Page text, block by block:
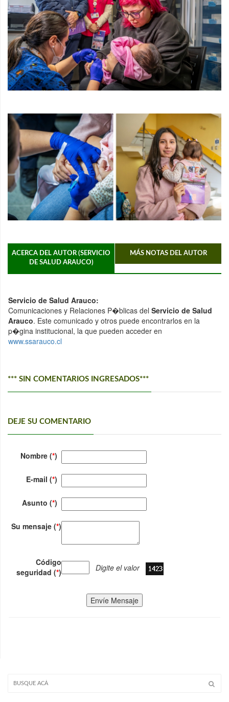
ACERCA DEL AUTOR (SERVICIO
DE SALUD ARAUCO)
MÁS NOTAS DEL AUTOR
Servicio de Salud Arauco:
Comunicaciones y Relaciones P�blicas del Servicio de Salud
Arauco. Este comunicado y otros puede encontrarlos en la
p�gina institucional, la que pueden acceder en
www.ssarauco.cl
*** SIN COMENTARIOS INGRESADOS***
DEJE SU COMENTARIO
Nombre (*)
E-mail (*)
Asunto (*)
Su mensaje (*)
Código
seguridad (*) Digite el valor
Envíe Mensaje